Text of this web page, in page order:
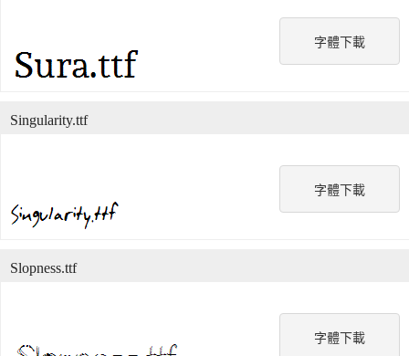
字體下載
字體下載
Singularity.ttf
字體下載
Slopness.ttf